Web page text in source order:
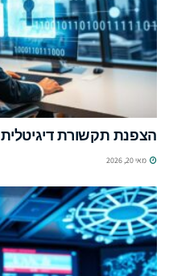
הצפנת תקשורת דיגיטלית
מאי 20, 2026